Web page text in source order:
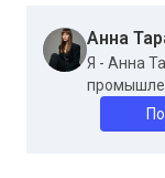
Анна
Я - Анна